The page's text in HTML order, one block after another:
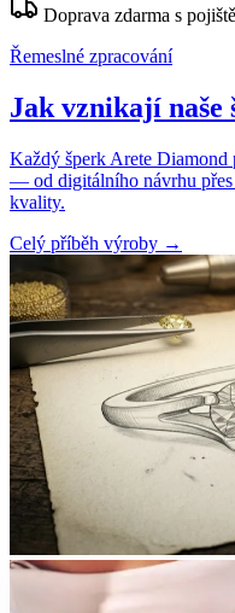
Doprava zdarma s
Řemeslné zpracování
Jak vznikají naše
Každý šperk Arete
— od digitálního návrhu
kvality.
Celý příběh výroby →